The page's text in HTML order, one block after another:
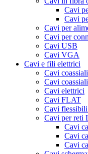
Cavi
Cavi
Cavi per
Cavi per
Cavi USB
Cavi VGA
Cavi e fili elettrici
Cavi
Cavi
Cavi elettrici
Cavi FLAT
Cavi
Cavi per reti
Cavi
Cavi
Cavi